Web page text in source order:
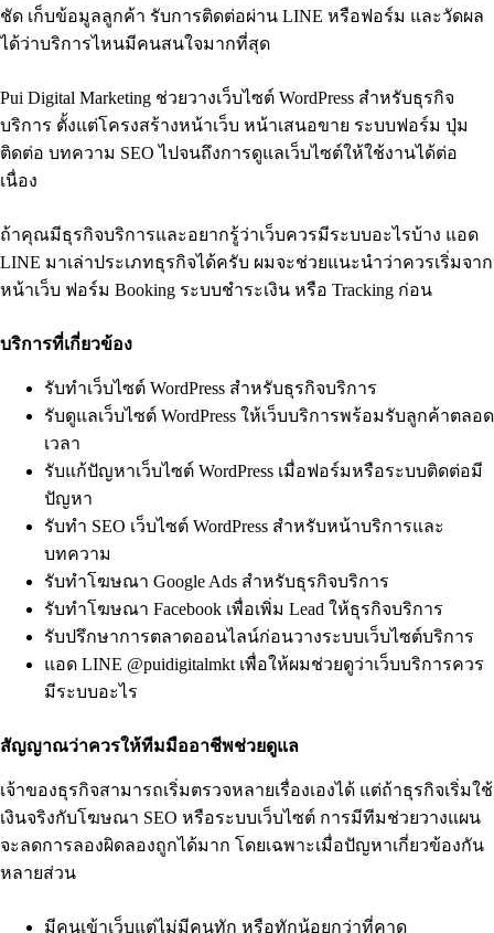
ชัด เก็บข้อมูลลูกค้า รับการติดต่อผ่าน LINE หรือฟอร์ม และวัดผล
ได้ว่าบริการไหนมีคนสนใจมากที่สุด
Pui Digital Marketing ช่วยวางเว็บไซต์ WordPress สำหรับธุรกิจ
บริการ ตั้งแต่โครงสร้างหน้าเว็บ หน้าเสนอขาย ระบบฟอร์ม ปุ่ม
ติดต่อ บทความ SEO ไปจนถึงการดูแลเว็บไซต์ให้ใช้งานได้ต่อ
เนื่อง
ถ้าคุณมีธุรกิจบริการและอยากรู้ว่าเว็บควรมีระบบอะไรบ้าง แอด
LINE มาเล่าประเภทธุรกิจได้ครับ ผมจะช่วยแนะนำว่าควรเริ่มจาก
หน้าเว็บ ฟอร์ม Booking ระบบชำระเงิน หรือ Tracking ก่อน
บริการที่เกี่ยวข้อง
รับทำเว็บไซต์ WordPress สำหรับธุรกิจบริการ
รับดูแลเว็บไซต์ WordPress ให้เว็บบริการพร้อมรับลูกค้าตลอด
เวลา
รับแก้ปัญหาเว็บไซต์ WordPress เมื่อฟอร์มหรือระบบติดต่อมี
ปัญหา
รับทำ SEO เว็บไซต์ WordPress สำหรับหน้าบริการและ
บทความ
รับทำโฆษณา Google Ads สำหรับธุรกิจบริการ
รับทำโฆษณา Facebook เพื่อเพิ่ม Lead ให้ธุรกิจบริการ
รับปรึกษาการตลาดออนไลน์ก่อนวางระบบเว็บไซต์บริการ
แอด LINE @puidigitalmkt เพื่อให้ผมช่วยดูว่าเว็บบริการควร
มีระบบอะไร
สัญญาณว่าควรให้ทีมมืออาชีพช่วยดูแล
เจ้าของธุรกิจสามารถเริ่มตรวจหลายเรื่องเองได้ แต่ถ้าธุรกิจเริ่มใช้
เงินจริงกับโฆษณา SEO หรือระบบเว็บไซต์ การมีทีมช่วยวางแผน
จะลดการลองผิดลองถูกได้มาก โดยเฉพาะเมื่อปัญหาเกี่ยวข้องกัน
หลายส่วน
มีคนเข้าเว็บแต่ไม่มีคนทัก หรือทักน้อยกว่าที่คาด